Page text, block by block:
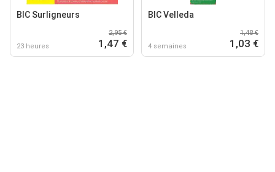
BIC Surligneurs
23 heures
2,95 €
1,47 €
BIC Velleda
4 semaines
1,48 €
1,03 €